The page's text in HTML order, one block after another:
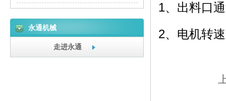
1、出料口
2、电机转
永通机械
走进永通